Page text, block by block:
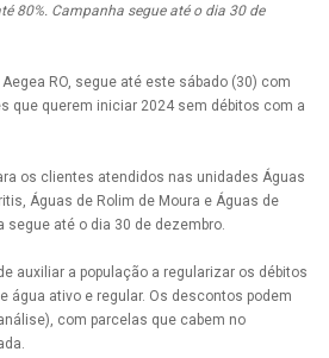
80%. Campanha segue até o dia 30 de
RO, segue até este sábado (30) com
que querem iniciar 2024 sem débitos com a
os clientes atendidos nas unidades Águas
Águas de Rolim de Moura e Águas de
segue até o dia 30 de dezembro.
auxiliar a população a regularizar os débitos
água ativo e regular. Os descontos podem
com parcelas que cabem no